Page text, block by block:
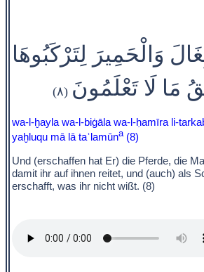
وَالْحَمِيرَ لِتَرْكَبُوهَا
مَا لَا تَعْلَمُونَ (٨)
wa-l-ḫayla wa-l-biġāla wa-l-ḥamīra li-
yaḫluqu mā lā taʿlamūna(8)
Und (erschaffen hat Er) die Pferde, die
damit ihr auf ihnen reitet, und (auch) als
erschafft, was ihr nicht wißt. (8)